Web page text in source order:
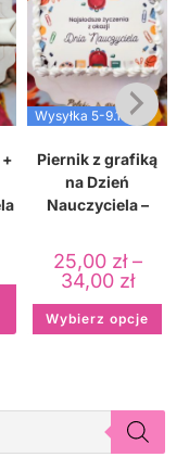
Wysyłka 5-9.10
Piernik z grafiką
na Dzień
Nauczyciela –
25,00 zł –
34,00 zł
Wybierz opcje